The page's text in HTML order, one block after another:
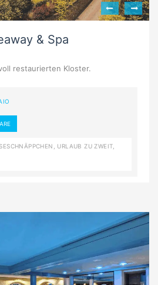
& Spa
restaurierten Kloster.
URLAUB ZU ZWEIT